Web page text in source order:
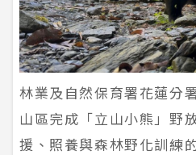
林業及自然保育署花蓮分
山區完成「立山小熊」野
援、照養與森林野化訓練